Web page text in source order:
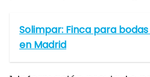
Solimpar: Finca para
en Madrid